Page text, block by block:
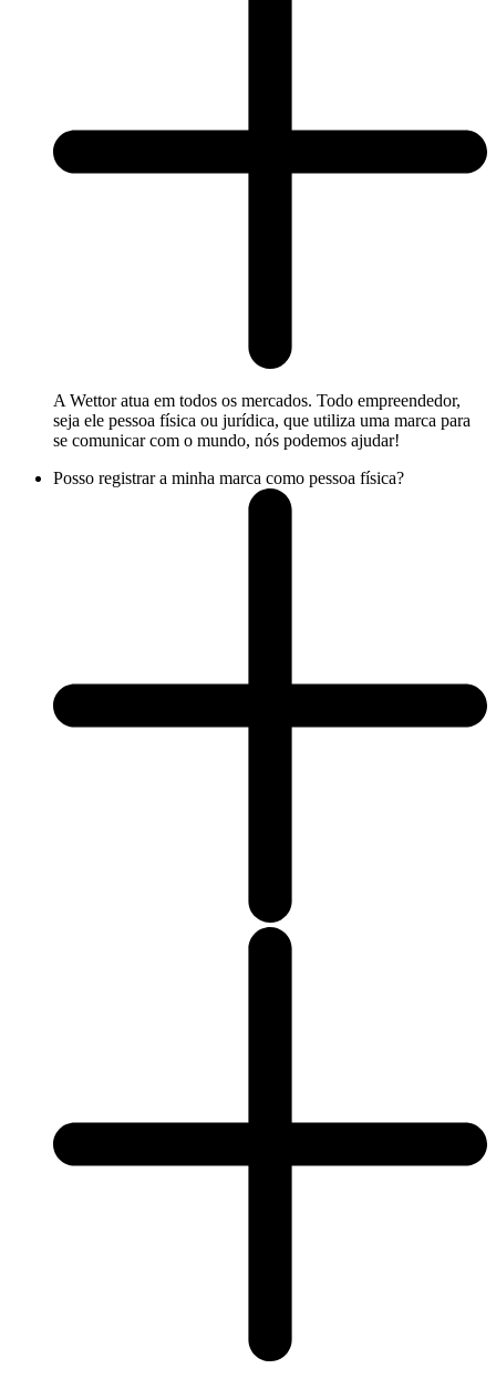
A Wettor atua em todos os mercados. Todo empreendedor,
seja ele pessoa física ou jurídica, que utiliza uma marca para
se comunicar com o mundo, nós podemos ajudar!
Posso registrar a minha marca como pessoa física?